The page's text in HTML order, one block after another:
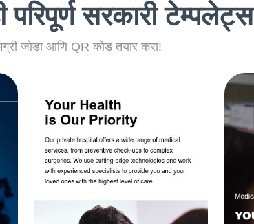
सरकारी टेम्पलेट्स
जोडा आणि QR कोड तयार करा!